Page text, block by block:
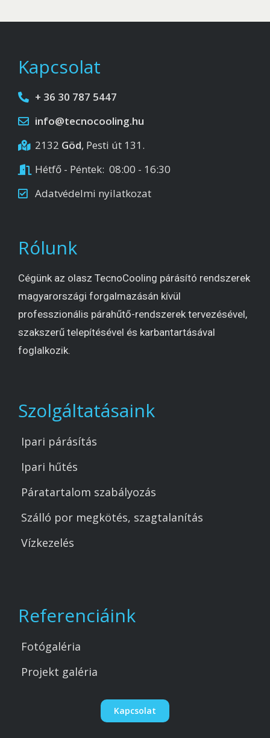
Kapcsolat
+ 36 30 787 5447
info@tecnocooling.hu
2132 Göd, Pesti út 131.
Hétfő - Péntek: 08:00 - 16:30
Adatvédelmi nyilatkozat
Rólunk
Cégünk az olasz TecnoCooling párásító rendszerek
magyarországi forgalmazásán kívül
professzionális párahűtő-rendszerek tervezésével,
szakszerű telepítésével és karbantartásával
foglalkozik.
Szolgáltatásaink
Ipari párásítás
Ipari hűtés
Páratartalom szabályozás
Szálló por megkötés, szagtalanítás
Vízkezelés
Referenciáink
Fotógaléria
Projekt galéria
Kapcsolat